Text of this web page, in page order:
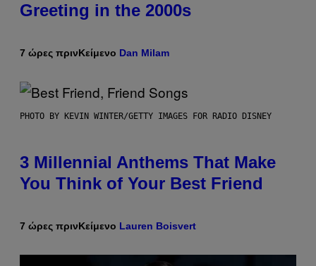
Greeting in the 2000s
7 ώρες πρινΚείμενο Dan Milam
PHOTO BY KEVIN WINTER/GETTY IMAGES FOR RADIO DISNEY
3 Millennial Anthems That Make
You Think of Your Best Friend
7 ώρες πρινΚείμενο Lauren Boisvert